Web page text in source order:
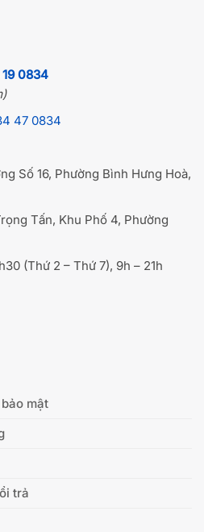
0834
47 0834
Số 16, Phường Bình Hưng Hoà,
Tấn, Khu Phố 4, Phường
(Thứ 2 – Thứ 7), 9h – 21h
mật
trả